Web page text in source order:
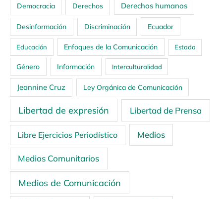
Democracia Derechos Derechos humanos
Desinformación Discriminación Ecuador
Educación Enfoques de la Comunicación Estado
Género Información Interculturalidad
Jeannine Cruz Ley Orgánica de Comunicación
Libertad de expresión Libertad de Prensa
Libre Ejercicios Periodístico Medios
Medios Comunitarios
Medios de Comunicación